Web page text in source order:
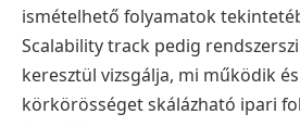
ismételhető folyamatok
Scalability track pedig
keresztül vizsgálja, mi működik
körkörösséget skálázható ipari